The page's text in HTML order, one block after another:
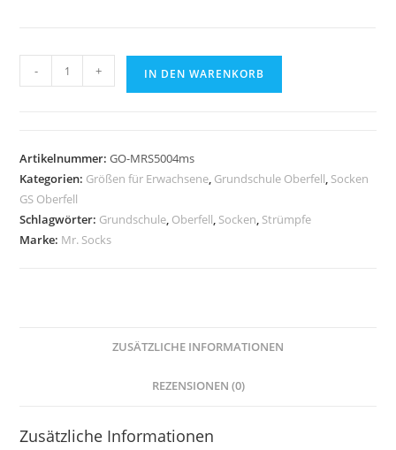
Mr.
MINT
-
GS
Oberfell
Menge
- + IN DEN WARENKORB
Artikelnummer:GO-MRS5004ms
Kategorien: Größen für Erwachsene, Grundschule Oberfell, Socken
GS Oberfell
Schlagwörter: Grundschule, Oberfell, Socken, Strümpfe
Marke: Mr. Socks
ZUSÄTZLICHE INFORMATIONEN
REZENSIONEN (0)
Zusätzliche Informationen